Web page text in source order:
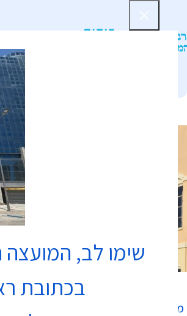
שימו לב,
בכתובת ראובן
מחלקת כשרות